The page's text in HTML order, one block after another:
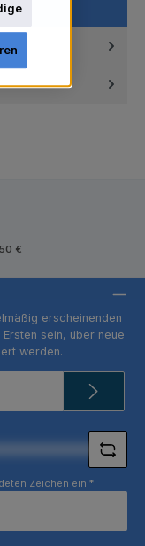
€
erscheinenden
sein, über neue
werden.
Zeichen ein *